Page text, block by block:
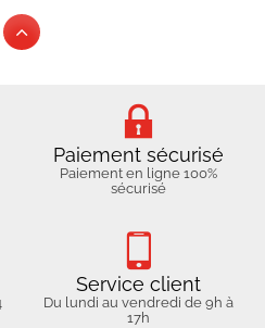
Paiement sécurisé
Paiement en ligne 100%
sécurisé
Service client
Du lundi au vendredi de 9h à
17h